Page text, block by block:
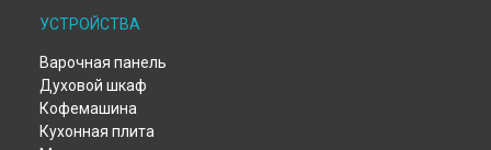
Замена термостата кухонной плиты Smeg в
Замена термостата кухонной плиты Smeg в
Замена термостата кухонной плиты Smeg в
Замена термостата кухонной плиты Smeg в
УСТРОЙСТВА
Варочная панель
Духовой шкаф
Кофемашина
Кухонная плита